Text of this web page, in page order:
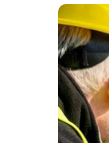
«Кубанский ГАУ».
в состав
Делаем
ключ»
Мы всегда
всегда доводим
успешной